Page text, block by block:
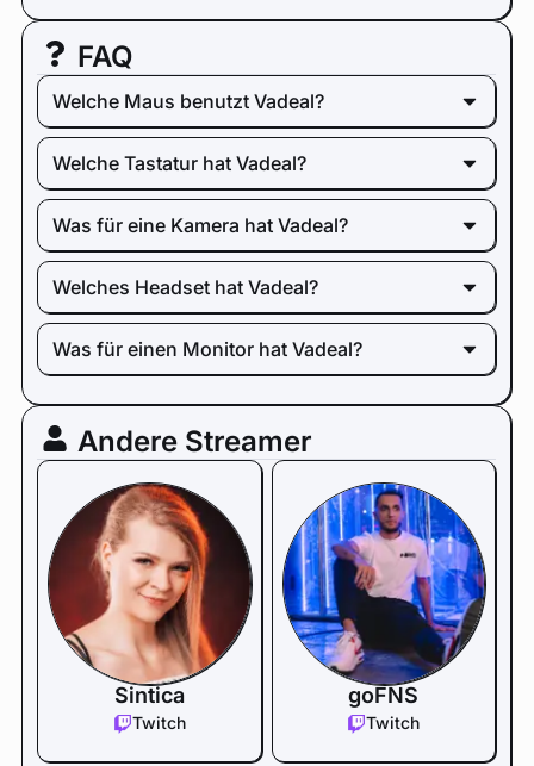
FAQ
Welche Maus benutzt Vadeal?
Welche Tastatur hat Vadeal?
Was für eine Kamera hat Vadeal?
Welches Headset hat Vadeal?
Was für einen Monitor hat Vadeal?
Andere Streamer
Sintica
Twitch
goFNS
Twitch